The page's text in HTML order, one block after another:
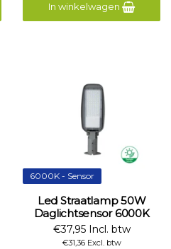
In winkelwagen
6000K - Sensor
Led Straatlamp 50W
Daglichtsensor 6000K
€37,95 Incl. btw
€31,36 Excl. btw